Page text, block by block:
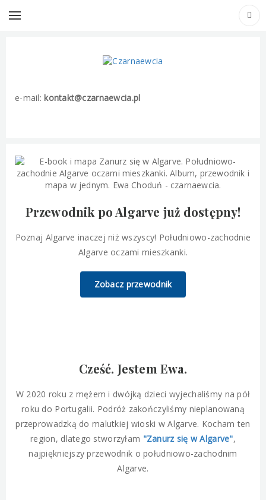
Kontakt
e-mail:kontakt@czarnaewcia.pl
Przewodnik po Algarve już dostępny!
Poznaj Algarve inaczej niż wszyscy! Południowo-zachodnie
Algarve oczami mieszkanki.
Zobacz przewodnik
Cześć. Jestem Ewa.
W 2020 roku z mężem i dwójką dzieci wyjechaliśmy na pół
roku do Portugalii. Podróż zakończyliśmy nieplanowaną
przeprowadzką do malutkiej wioski w Algarve. Kocham ten
region, dlatego stworzyłam "Zanurz się w Algarve",
najpiękniejszy przewodnik o południowo-zachodnim
Algarve.